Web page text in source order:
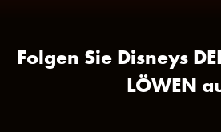
Folgen Sie Disneys
LÖWEN